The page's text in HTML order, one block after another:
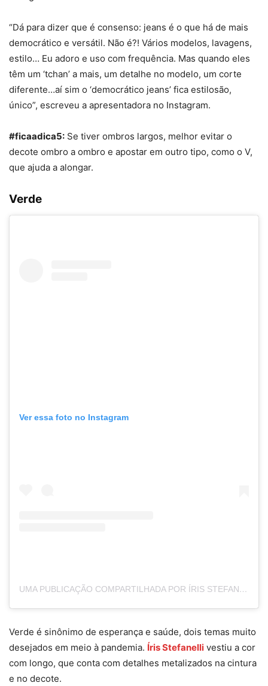
“Dá para dizer que é consenso: jeans é o que há de mais
democrático e versátil. Não é?! Vários modelos, lavagens,
estilo… Eu adoro e uso com frequência. Mas quando eles
têm um ‘tchan’ a mais, um detalhe no modelo, um corte
diferente…aí sim o ‘democrático jeans’ fica estilosão,
único”, escreveu a apresentadora no Instagram.
#ficaadica5: Se tiver ombros largos, melhor evitar o
decote ombro a ombro e apostar em outro tipo, como o V,
que ajuda a alongar.
Verde
Ver essa foto no Instagram
UMA PUBLICAÇÃO COMPARTILHADA POR ÍRIS STEFANELLI (@IRISSTEFANELLI)
Verde é sinônimo de esperança e saúde, dois temas muito
desejados em meio à pandemia. Íris Stefanelli vestiu a cor
com longo, que conta com detalhes metalizados na cintura
e no decote.